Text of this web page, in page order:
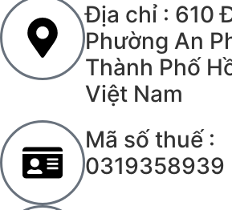
Địa chỉ : 610
Phường An
Thành Phố
Việt Nam
Mã số thuế :
0319358939